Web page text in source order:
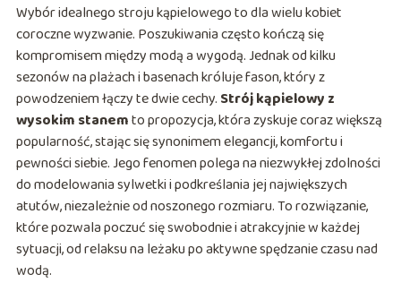
Wybór idealnego stroju kąpielowego to dla wielu kobiet
coroczne wyzwanie. Poszukiwania często kończą się
kompromisem między modą a wygodą. Jednak od kilku
sezonów na plażach i basenach króluje fason, który z
powodzeniem łączy te dwie cechy. Strój kąpielowy z
wysokim stanemto propozycja, która zyskuje coraz większą
popularność, stając się synonimem elegancji, komfortu i
pewności siebie. Jego fenomen polega na niezwykłej zdolności
do modelowania sylwetki i podkreślania jej największych
atutów, niezależnie od noszonego rozmiaru. To rozwiązanie,
które pozwala poczuć się swobodnie i atrakcyjnie w każdej
sytuacji, od relaksu na leżaku po aktywne spędzanie czasu nad
wodą.